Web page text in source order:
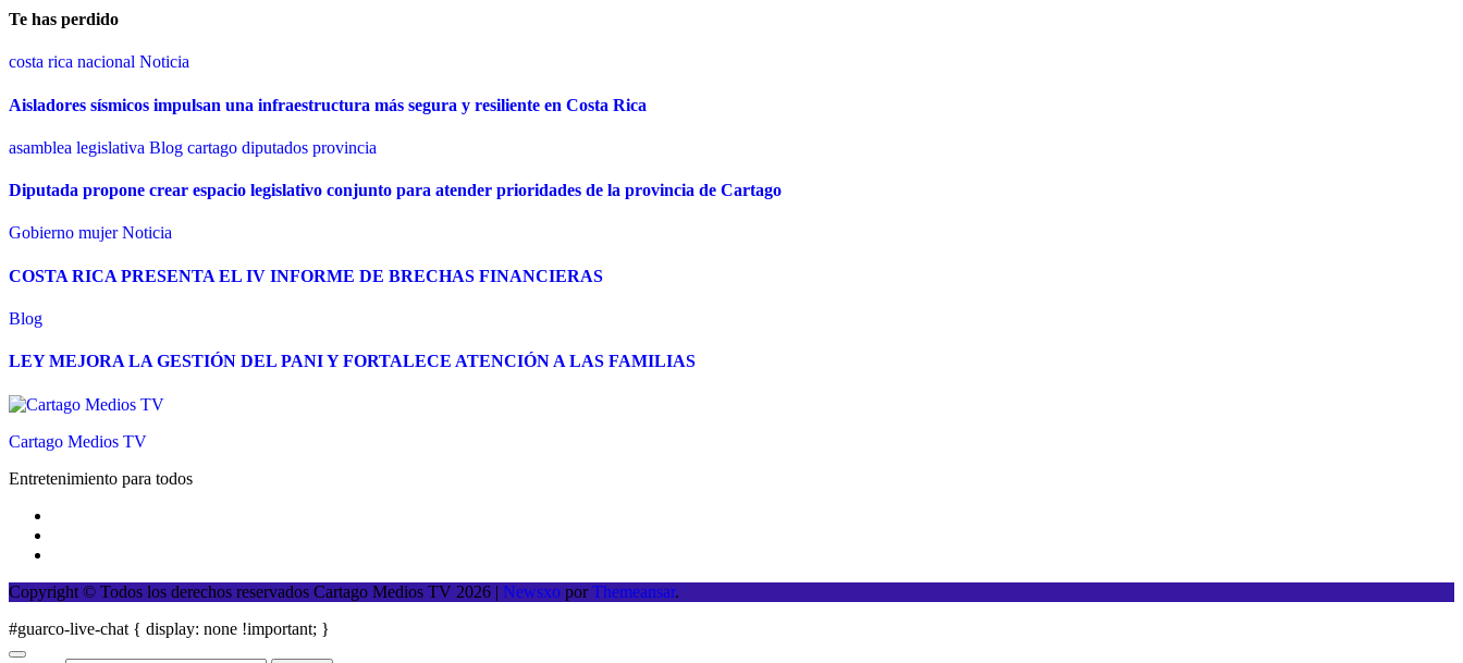
Te has perdido
costa rica nacional Noticia
Aisladores sísmicos impulsan una infraestructura más segura y resiliente en Costa Rica
asamblea legislativa Blog cartago diputados provincia
Diputada propone crear espacio legislativo conjunto para atender prioridades de la provincia de Cartago
Gobierno mujerNoticia
COSTA RICA PRESENTA EL IV INFORME DE BRECHAS FINANCIERAS
Blog
LEY MEJORA LA GESTIÓN DEL PANI Y FORTALECE ATENCIÓN A LAS FAMILIAS
Cartago Medios TV
Entretenimiento para todos
Copyright © Todos los derechos reservados Cartago Medios TV 2026 | Newsxo porThemeansar.
#guarco-live-chat { display: none !important; }